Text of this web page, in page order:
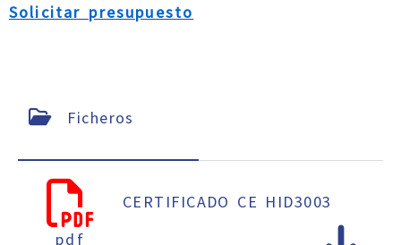
Solicitar presupuesto
Ficheros
pdf
CERTIFICADO CE HID3003